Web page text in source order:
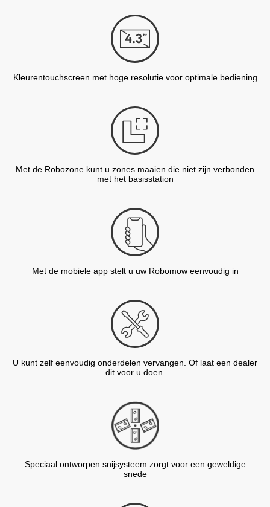
Kleurentouchscreen met hoge resolutie voor optimale bediening
Met de Robozone kunt u zones maaien die niet zijn verbonden
met het basisstation
Met de mobiele app stelt u uw Robomow eenvoudig in
U kunt zelf eenvoudig onderdelen vervangen. Of laat een dealer
dit voor u doen.
Speciaal ontworpen snijsysteem zorgt voor een geweldige
snede